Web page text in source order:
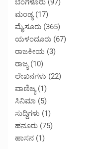
ಬೆಂಗಳೂರು (97)
ಮಂಡ್ಯ(17)
ಮೈಸೂರು (365)
ಯಳಂದೂರು (67)
ರಾಜಕೀಯ (3)
ರಾಜ್ಯ(10)
ಲೇಖನಗಳು (22)
ವಾಣಿಜ್ಯ(1)
ಸಿನಿಮಾ (5)
ಸುದ್ದಿಗಳು (1)
ಹನೂರು (75)
ಹಾಸನ (1)